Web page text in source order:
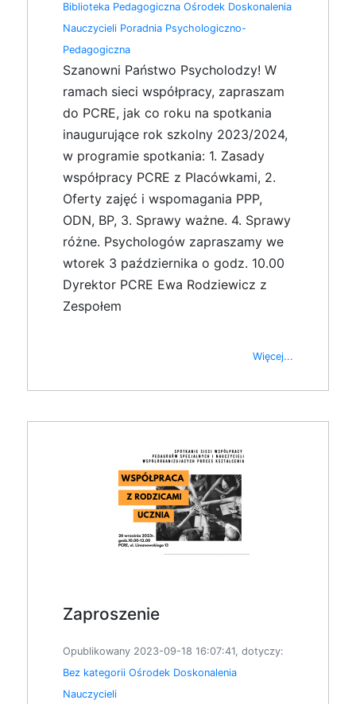
Biblioteka Pedagogiczna Ośrodek Doskonalenia
Nauczycieli Poradnia Psychologiczno-
Pedagogiczna
Szanowni Państwo Psycholodzy! W
ramach sieci współpracy, zapraszam
do PCRE, jak co roku na spotkania
inaugurujące rok szkolny 2023/2024,
w programie spotkania: 1. Zasady
współpracy PCRE z Placówkami, 2.
Oferty zajęć i wspomagania PPP,
ODN, BP, 3. Sprawy ważne. 4. Sprawy
różne. Psychologów zapraszamy we
wtorek 3 października o godz. 10.00
Dyrektor PCRE Ewa Rodziewicz z
Zespołem
Więcej...
Zaproszenie
Opublikowany 2023-09-18 16:07:41, dotyczy:
Bez kategorii Ośrodek Doskonalenia
Nauczycieli